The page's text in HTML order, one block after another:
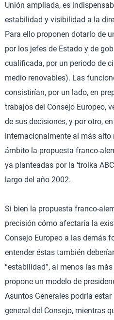
Unión ampliada, es
estabilidad y visibilidad a la
Para ello proponen dotarlo de
por los jefes de Estado y de
cualificada, por un periodo de
medio renovables). Las
consistirían, por un lado, en
trabajos del Consejo Europeo,
de sus decisiones, y por otro,
internacionalmente al más alto
ámbito la propuesta franco-
ya planteadas por la ‘troika
largo del año 2002.
Si bien la propuesta franco-
precisión cómo afectaría la
Consejo Europeo a las demás
entender éstas también
“estabilidad”, al menos las
propone un modelo de
Asuntos Generales podría
general del Consejo, mientras